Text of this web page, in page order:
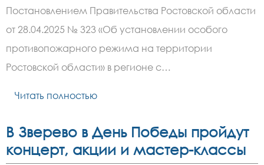
Ростовской
области
действует особый
Постановлением Правительства Ростовской области
от 28.04.2025 № 323 «Об установлении особого
противопожарного режима на территории
Ростовской области» в регионе с…
Читать полностью
В Зверево в День Победы пройдут
концерт, акции и мастер-классы